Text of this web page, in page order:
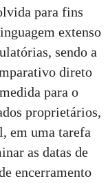
para fins
extenso
sendo a
direto
para o
proprietários,
em uma tarefa
as datas de
encerramento